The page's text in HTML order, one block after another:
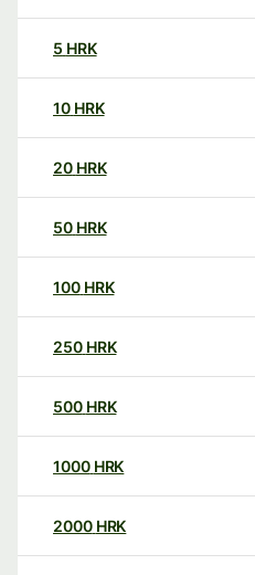
5 HRK
10 HRK
20 HRK
50 HRK
100 HRK
250 HRK
500 HRK
1000 HRK
2000 HRK